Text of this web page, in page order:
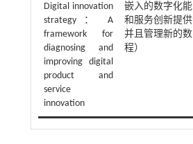
Digital innovation
strategy ： A
framework for
diagnosing and
improving digital
product and
service
innovation
嵌入的数字化
和服务创新提
并且管理新的
程）